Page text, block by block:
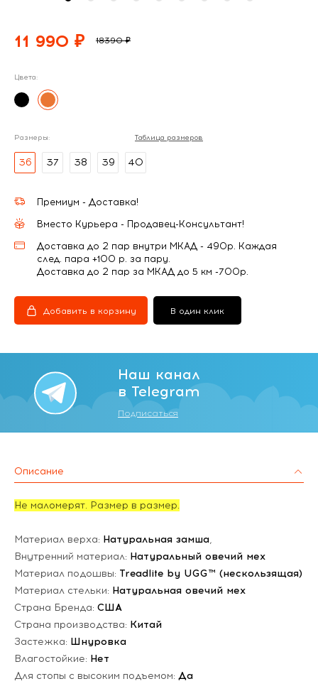
11 990 ₽ 18390 ₽
Цвета:
Размеры: Таблица размеров
36 37 38 39 40
Премиум - Доставка!
Вместо Курьера - Продавец-Консультант!
Доставка до 2 пар внутри МКАД - 490р. Каждая
след. пара +100 р. за пару.
Доставка до 2 пар за МКАД до 5 км -700р.
Добавить в корзину В один клик
Наш канал
в Telegram
Подписаться
Описание
Не маломерят. Размер в размер.
Материал верха: Натуральная замша,
Внутренний материал: Натуральный овечий мех
Материал подошвы: Treadlite by UGG™ (нескользящая)
Материал стельки: Натуральная овечий мех
Страна Бренда: США
Страна производства: Китай
Застежка: Шнуровка
Влагостойкие: Нет
Для стопы с высоким подъемом: Да